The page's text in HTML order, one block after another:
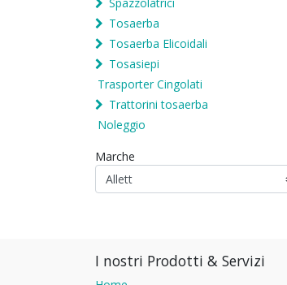
Spazzolatrici
Tosaerba
Tosaerba Elicoidali
Tosasiepi
Trasporter Cingolati
Trattorini tosaerba
Noleggio
Marche
I nostri Prodotti & Servizi